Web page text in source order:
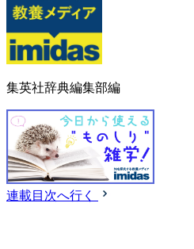
集英社辞典編集部編
連載目次へ行く